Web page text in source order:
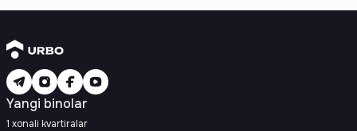
Yangi binolar
1 xonali kvartiralar